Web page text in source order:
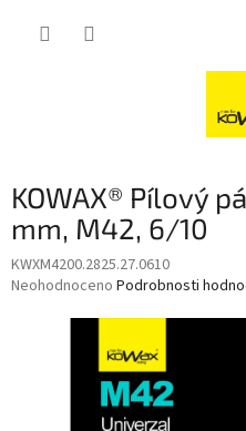
KOWAX® Pílový
mm, M42, 6/10
KWXM4200.2825.27.0610
Průměrné
Neohodnoceno Podrobnosti